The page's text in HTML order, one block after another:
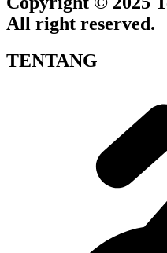
All right reserved.
TENTANG